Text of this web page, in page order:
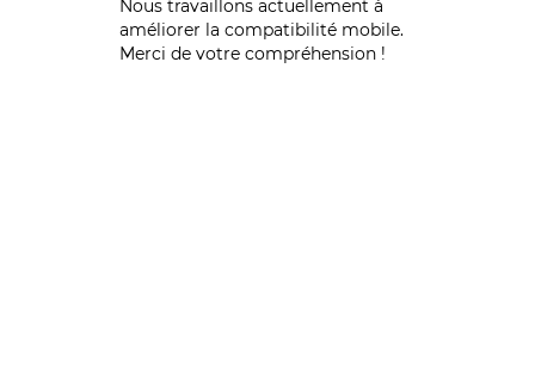
Nous travaillons actuellement à
améliorer la compatibilité mobile.
Merci de votre compréhension !